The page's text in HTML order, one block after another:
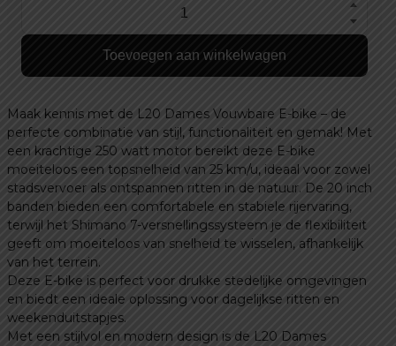
Boost
fiets
aantal
Toevoegen aan winkelwagen
Maak kennis met de L20 Dames Vouwbare E-bike – de
perfecte combinatie van stijl, functionaliteit en gemak! Met
een krachtige 250 watt motor bereikt deze E-bike
moeiteloos een topsnelheid van 25 km/u, ideaal voor zowel
stadsvervoer als ontspannen ritten in de natuur. De 20 inch
banden bieden een comfortabele en stabiele rijervaring,
terwijl het Shimano 7-versnellingssysteem je de flexibiliteit
geeft om moeiteloos van snelheid te wisselen, afhankelijk
van het terrein.
Deze E-bike is perfect voor drukke stedelijke omgevingen
en biedt een ideale oplossing voor dagelijkse ritten en
weekenduitstapjes.
Met een stijlvol en modern design is de L20 Dames